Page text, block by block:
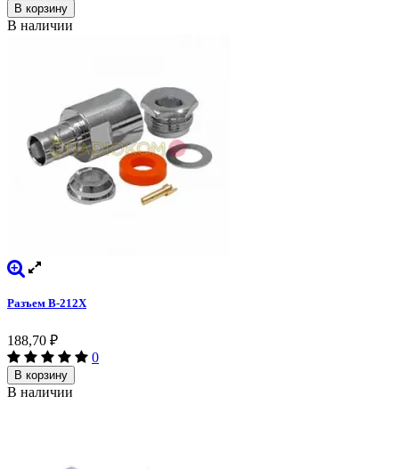
В корзину
В наличии
Разъем B-212X
188,70 ₽
0
В корзину
В наличии